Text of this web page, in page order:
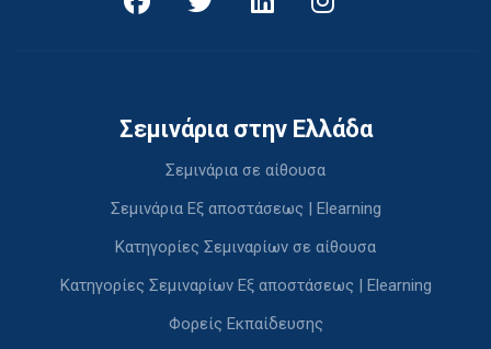
Σεμινάρια στην Ελλάδα
Σεμινάρια σε αίθουσα
Σεμινάρια Εξ αποστάσεως | Elearning
Κατηγορίες Σεμιναρίων σε αίθουσα
Κατηγορίες Σεμιναρίων Εξ αποστάσεως | Elearning
Φορείς Εκπαίδευσης